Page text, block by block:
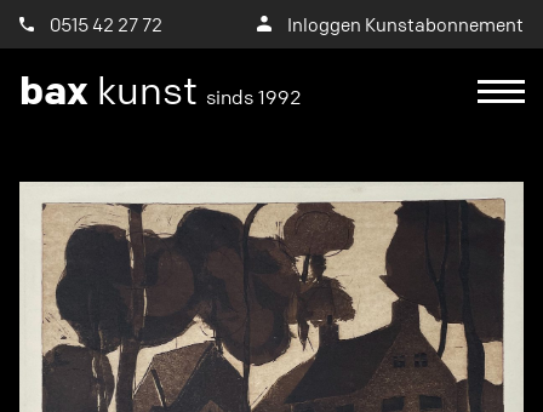
0515 42 27 72 Inloggen Kunstabonnement
bax kunst sinds 1992